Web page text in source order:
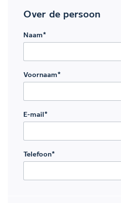
Over de persoon
Naam*
Voornaam*
E-mail *
Telefoon*